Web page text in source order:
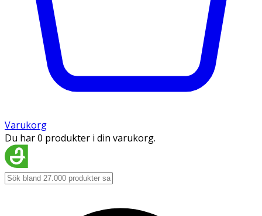
Varukorg
Du har 0 produkter i din varukorg.